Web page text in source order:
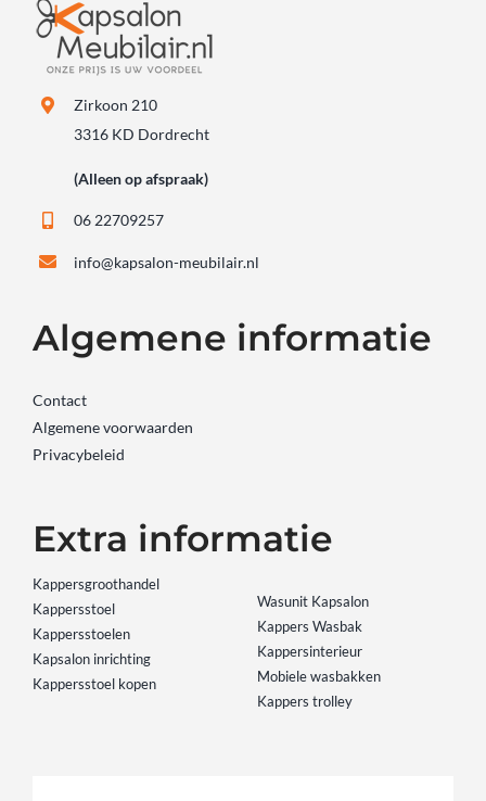
Zirkoon 210
3316 KD Dordrecht
(Alleen op afspraak)
06 22709257
info@kapsalon-meubilair.nl
Algemene informatie
Contact
Algemene voorwaarden
Privacybeleid
Extra informatie
Kappersgroothandel
Kappersstoel
Kappersstoelen
Kapsalon inrichting
Kappersstoel kopen
Wasunit Kapsalon
Kappers Wasbak
Kappersinterieur
Mobiele wasbakken
Kappers trolley